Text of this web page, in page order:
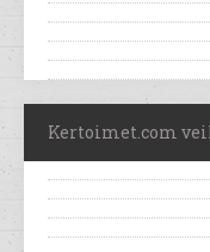
Kertoimet.com